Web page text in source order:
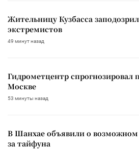
Жительницу Кузбасса
экстремистов
49 минут назад
Гидрометцентр спрогнозировал
Москве
53 минуты назад
В Шанхае объявили о возможном
за тайфуна